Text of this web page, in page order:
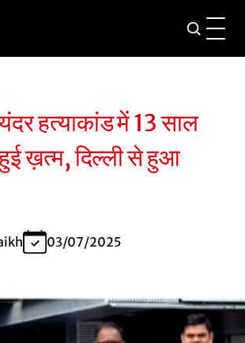
हत्याकांड में 13 साल
ख़त्म, दिल्ली से हुआ
03/07/2025